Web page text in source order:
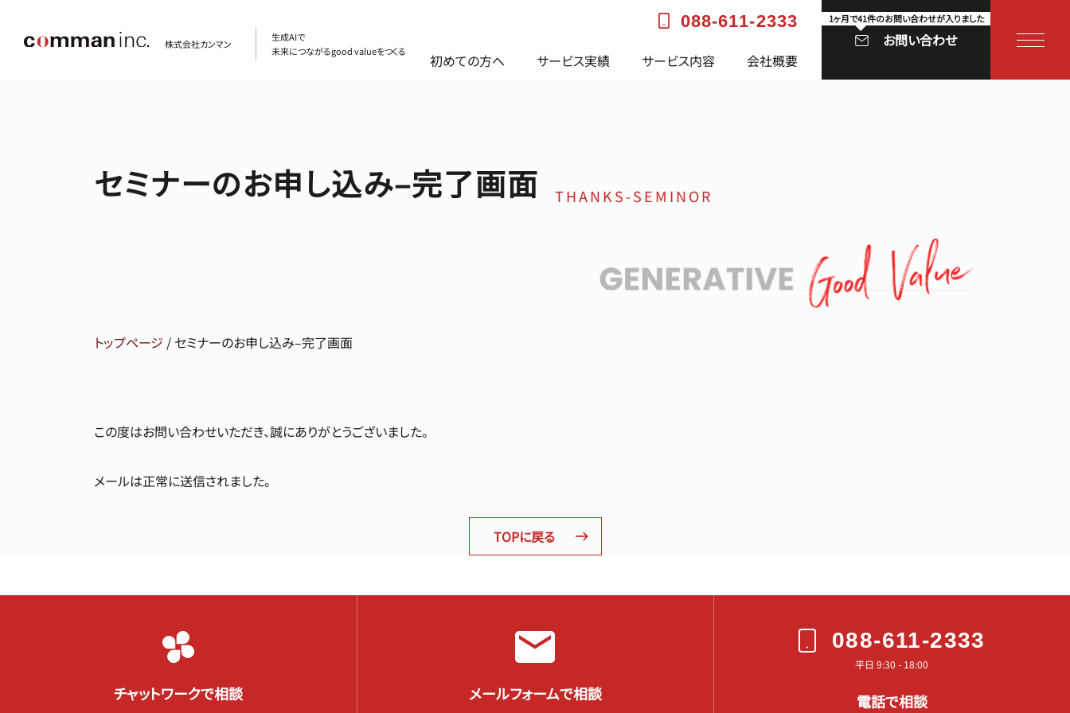
株式会社カンマン
生成AIで
未来につながるgood valueをつくる
088-611-2333
初めての方へ サービス実績 サービス内容 会社概要
お問い合わせ
1ヶ月で41件のお問い合わせが入りました
セミナーのお申し込み–完了画面 THANKS-SEMINOR
トップページ / セミナーのお申し込み–完了画面
この度はお問い合わせいただき、誠にありがとうございました。
メールは正常に送信されました。
TOPに戻る
チャットワークで相談 メールフォームで相談
088-611-2333
平日 9:30 - 18:00
電話で相談